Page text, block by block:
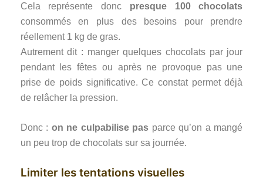
Cela représente donc presque 100 chocolats
consommés en plus des besoins pour prendre
réellement 1 kg de gras.
Autrement dit : manger quelques chocolats par jour
pendant les fêtes ou après ne provoque pas une
prise de poids significative. Ce constat permet déjà
de relâcher la pression.
Donc : on ne culpabilise pas parce qu’on a mangé
un peu trop de chocolats sur sa journée.
Limiter les tentations visuelles